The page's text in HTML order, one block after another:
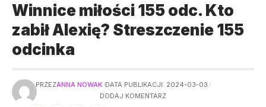
Winnice miłości 155 odc. Kto
zabił Alexię? Streszczenie 155
odcinka
PRZEZANNA NOWAK DATA PUBLIKACJI: 2024-03-03
DODAJ KOMENTARZ